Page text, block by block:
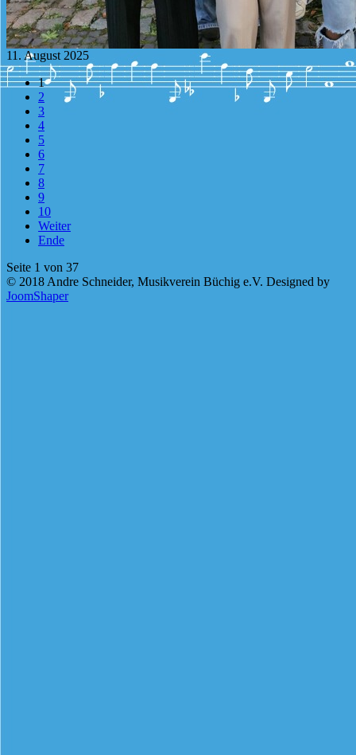
11. August 2025
1
2
3
4
5
6
7
8
9
10
Weiter
Ende
Seite 1 von 37
© 2018 Andre Schneider, Musikverein Büchig e.V. Designed by
JoomShaper